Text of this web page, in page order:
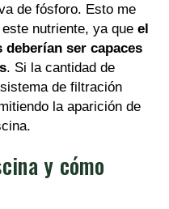
de fósforo. Esto me
nutriente, ya que el
ser capaces
. Si la cantidad de
de filtración
la aparición de
y cómo